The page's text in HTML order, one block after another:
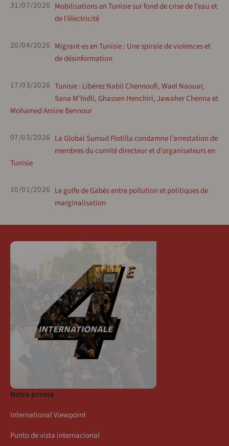
31/07/2026 Mobilisations en Tunisie sur fond de crise de l’eau et
de l’électricité
20/04/2026 Migrant·es en Tunisie : Une spirale de violences et
de désinformation
17/03/2026 Tunisie : Libérez Nabil Chennoufi, Wael Naouar,
Sana M'hidli, Ghassen Henchiri, Jawaher Chenna et
Mohamed Amine Bennour
07/03/2026 La Global Sumud Flotilla condamne l’arrestation de
membres du comité directeur et d’organisateurs en
Tunisie
10/01/2026 Le golfe de Gabès entre pollution et politiques de
marginalisation
Notre presse
International Viewpoint
Punto de vista internacional